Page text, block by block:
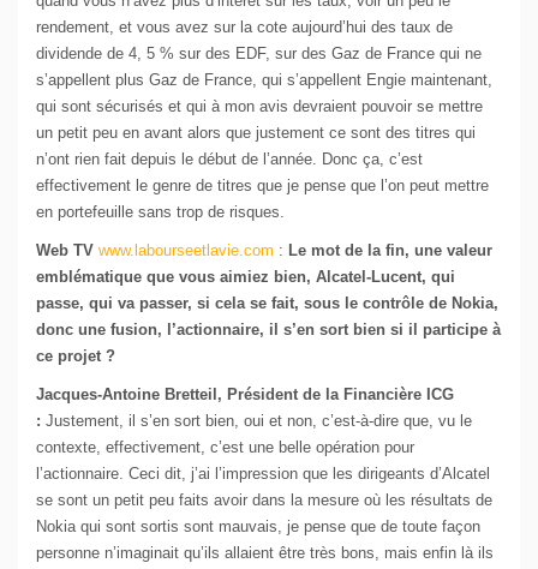
rendement, et vous avez sur la cote aujourd’hui des taux de
dividende de 4, 5 % sur des EDF, sur des Gaz de France qui ne
s’appellent plus Gaz de France, qui s’appellent Engie maintenant,
qui sont sécurisés et qui à mon avis devraient pouvoir se mettre
un petit peu en avant alors que justement ce sont des titres qui
n’ont rien fait depuis le début de l’année. Donc ça, c’est
effectivement le genre de titres que je pense que l’on peut mettre
en portefeuille sans trop de risques.
Web TV www.labourseetlavie.com : Le mot de la fin, une valeur
emblématique que vous aimiez bien, Alcatel-Lucent, qui
passe, qui va passer, si cela se fait, sous le contrôle de Nokia,
donc une fusion, l’actionnaire, il s’en sort bien si il participe à
ce projet ?
Jacques-Antoine Bretteil, Président de la Financière ICG
: Justement, il s’en sort bien, oui et non, c’est-à-dire que, vu le
contexte, effectivement, c’est une belle opération pour
l’actionnaire. Ceci dit, j’ai l’impression que les dirigeants d’Alcatel
se sont un petit peu faits avoir dans la mesure où les résultats de
Nokia qui sont sortis sont mauvais, je pense que de toute façon
personne n’imaginait qu’ils allaient être très bons, mais enfin là ils